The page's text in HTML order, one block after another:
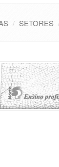
SETORES